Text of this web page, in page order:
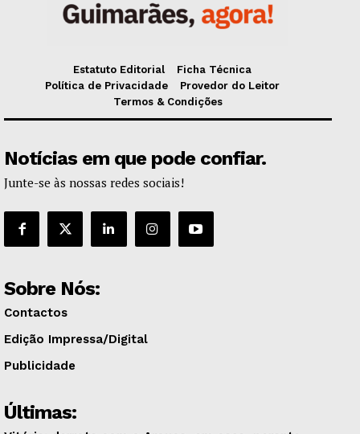
Estatuto Editorial
Ficha Técnica
Política de Privacidade
Provedor do Leitor
Termos & Condições
Notícias em que pode confiar.
Junte-se às nossas redes sociais!
Sobre Nós:
Contactos
Edição Impressa/Digital
Publicidade
Últimas: